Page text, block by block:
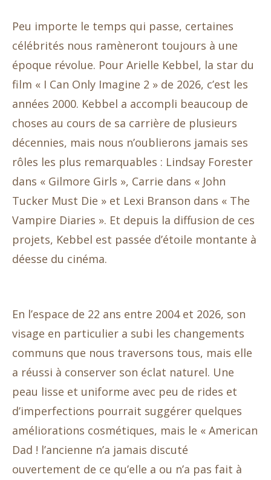
Peu importe le temps qui passe, certaines
célébrités nous ramèneront toujours à une
époque révolue. Pour Arielle Kebbel, la star du
film « I Can Only Imagine 2 » de 2026, c’est les
années 2000. Kebbel a accompli beaucoup de
choses au cours de sa carrière de plusieurs
décennies, mais nous n’oublierons jamais ses
rôles les plus remarquables : Lindsay Forester
dans « Gilmore Girls », Carrie dans « John
Tucker Must Die » et Lexi Branson dans « The
Vampire Diaries ». Et depuis la diffusion de ces
projets, Kebbel est passée d’étoile montante à
déesse du cinéma.
En l’espace de 22 ans entre 2004 et 2026, son
visage en particulier a subi les changements
communs que nous traversons tous, mais elle
a réussi à conserver son éclat naturel. Une
peau lisse et uniforme avec peu de rides et
d’imperfections pourrait suggérer quelques
améliorations cosmétiques, mais le « American
Dad ! l’ancienne n’a jamais discuté
ouvertement de ce qu’elle a ou n’a pas fait à